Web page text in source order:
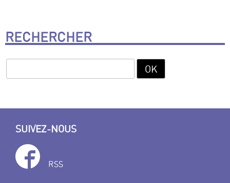
RECHERCHER
SUIVEZ-NOUS
RSS